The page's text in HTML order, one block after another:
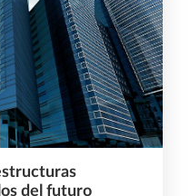
del futuro